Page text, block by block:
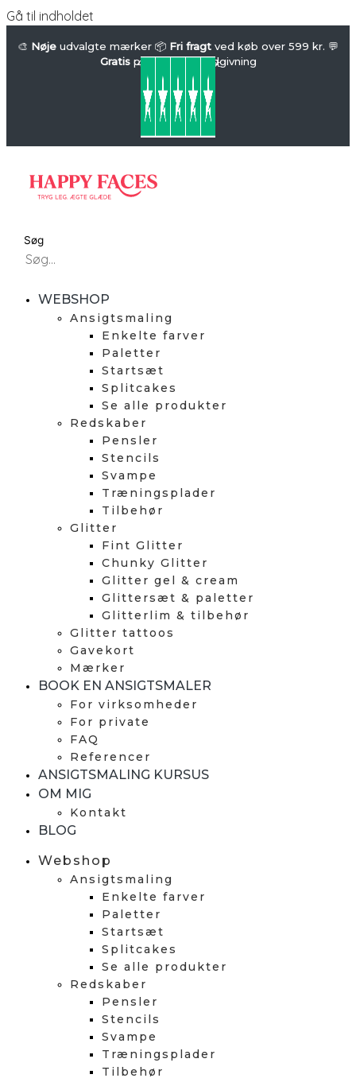
Gå til indholdet
🎨 Nøje udvalgte mærker 📦 Fri fragt ved køb over 599 kr. 💬
Gratisprofessionel rådgivning
4.7 / 5 på Trustpilot
Søg
WEBSHOP
Ansigtsmaling
Enkelte farver
Paletter
Startsæt
Splitcakes
Se alle produkter
Redskaber
Pensler
Stencils
Svampe
Træningsplader
Tilbehør
Glitter
Fint Glitter
Chunky Glitter
Glitter gel & cream
Glittersæt & paletter
Glitterlim & tilbehør
Glitter tattoos
Gavekort
Mærker
BOOK EN ANSIGTSMALER
For virksomheder
For private
FAQ
Referencer
ANSIGTSMALING KURSUS
OM MIG
Kontakt
BLOG
Webshop
Ansigtsmaling
Enkelte farver
Paletter
Startsæt
Splitcakes
Se alle produkter
Redskaber
Pensler
Stencils
Svampe
Træningsplader
Tilbehør